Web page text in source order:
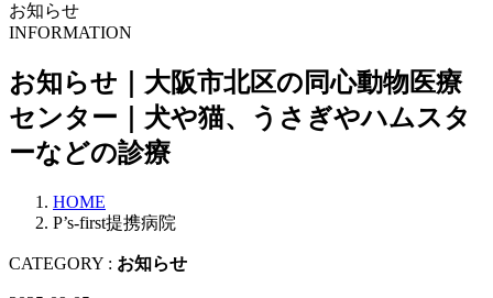
お知らせ
INFORMATION
お知らせ｜大阪市北区の同心動物医療
センター｜犬や猫、うさぎやハムスタ
ーなどの診療
HOME
P’s-first提携病院
CATEGORY : お知らせ